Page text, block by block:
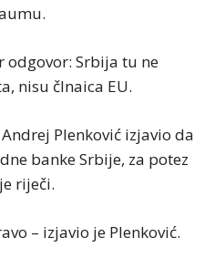
odgovor: Srbija tu ne
nisu člnaica EU.
Plenković izjavio da
banke Srbije, za potez
riječi.
– izjavio je Plenković.